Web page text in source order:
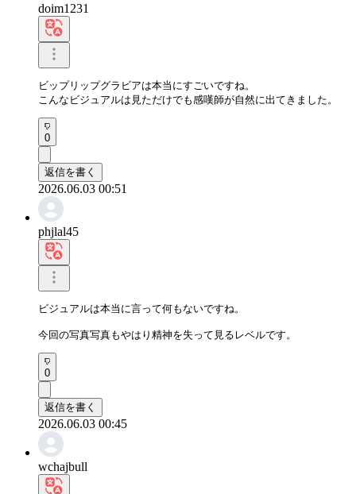
doim1231
ビップリップグラビアは本当にすごいですね。
こんなビジュアルは見ただけでも感嘆師が自然に出てきました。
0
返信を書く
2026.06.03 00:51
phjlal45
ビジュアルは本当に言って何もないですね。
今回の写真写真もやはり精神を失って見るレベルです。
0
返信を書く
2026.06.03 00:45
wchajbull